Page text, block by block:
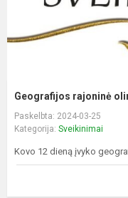
Geografijos rajoninė
Paskelbta: 2024-03-25
Kategorija: Sveikinimai
Kovo 12 dieną įvyko